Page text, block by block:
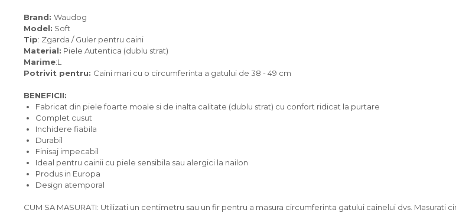
Brand: Waudog
Model: Soft
Tip: Zgarda / Guler pentru caini
Material: Piele Autentica (dublu strat)
Marime:L
Potrivit pentru: Caini mari cu o circumferinta a gatului de 38 - 49 cm
BENEFICII:
Fabricat din piele foarte moale si de inalta calitate (dublu strat) cu confort ridicat la purtare
Complet cusut
Inchidere fiabila
Durabil
Finisaj impecabil
Ideal pentru cainii cu piele sensibila sau alergici la nailon
Produs in Europa
Design atemporal
CUM SA MASURATI: Utilizati un centimetru sau un fir pentru a masura circumferinta gatului cainelui dvs.